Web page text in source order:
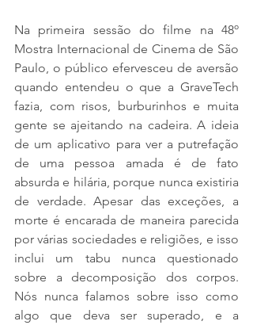
Na primeira sessão do filme na 48º
Mostra Internacional de Cinema de São
Paulo, o público efervesceu de aversão
quando entendeu o que a GraveTech
fazia, com risos, burburinhos e muita
gente se ajeitando na cadeira. A ideia
de um aplicativo para ver a putrefação
de uma pessoa amada é de fato
absurda e hilária, porque nunca existiria
de verdade. Apesar das exceções, a
morte é encarada de maneira parecida
por várias sociedades e religiões, e isso
inclui um tabu nunca questionado
sobre a decomposição dos corpos.
Nós nunca falamos sobre isso como
algo que deva ser superado, e a